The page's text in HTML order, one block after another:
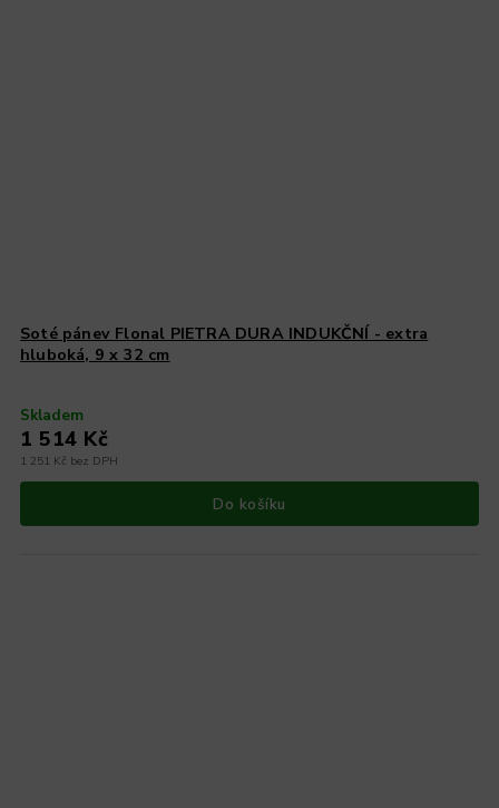
Soté pánev Flonal PIETRA DURA INDUKČNÍ - extra
hluboká, 9 x 32 cm
Skladem
1 251 Kč bez DPH
1 514 Kč
Do košíku